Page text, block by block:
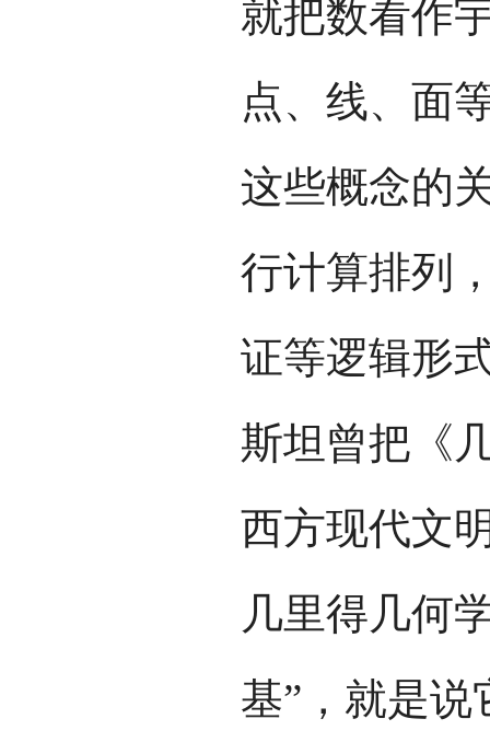
就把数看作
点、线、面
这些概念的
行计算排列
证等逻辑形
斯坦曾把《
西方现代文
几里得几何
基”，就是